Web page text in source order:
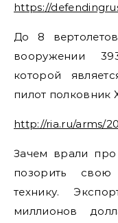
https://
До 8
вооружении
которой
пилот полковник
http://ria.ru/arms/
Зачем врали
позорить
технику.
миллионов